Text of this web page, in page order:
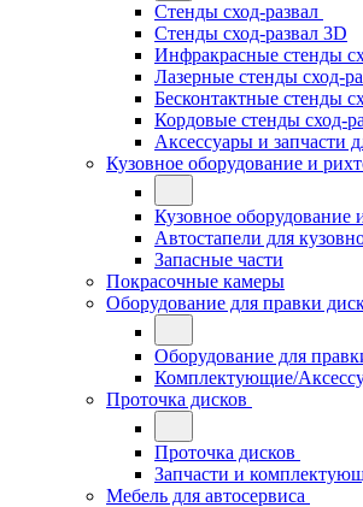
Стенды сход-развал
Стенды сход-развал 3D
Инфракрасные стенды
Лазерные стенды сход-
Бесконтактные стенды
Кордовые стенды сход-
Аксессуары и запчасти
Кузовное оборудование и
Кузовное оборудование
Автостапели для
Запасные части
Покрасочные камеры
Оборудование для правки
Оборудование для
Комплектующие/
Проточка дисков
Проточка дисков
Запчасти и
Мебель для автосервиса